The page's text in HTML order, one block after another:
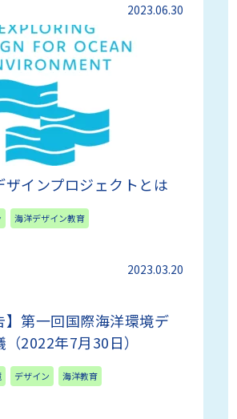
2023.06.30
ザインプロジェクトとは
海洋デザイン教育
2023.03.20
】第一回国際海洋環境デ
2022年7月30日）
デザイン 海洋教育